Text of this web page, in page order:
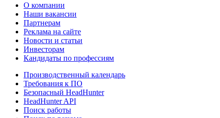
О компании
Наши вакансии
Партнерам
Реклама на сайте
Новости и статьи
Инвесторам
Кандидаты по профессиям
Производственный календарь
Требования к ПО
Безопасный HeadHunter
HeadHunter API
Поиск работы